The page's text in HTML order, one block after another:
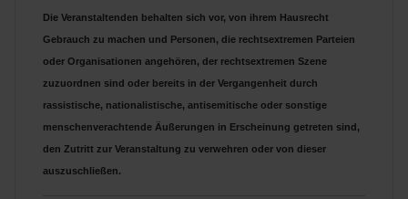
Die Veranstaltenden behalten sich vor, von ihrem Hausrecht
Gebrauch zu machen und Personen, die rechtsextremen Parteien
oder Organisationen angehören, der rechtsextremen Szene
zuzuordnen sind oder bereits in der Vergangenheit durch
rassistische, nationalistische, antisemitische oder sonstige
menschenverachtende Äußerungen in Erscheinung getreten sind,
den Zutritt zur Veranstaltung zu verwehren oder von dieser
auszuschließen.